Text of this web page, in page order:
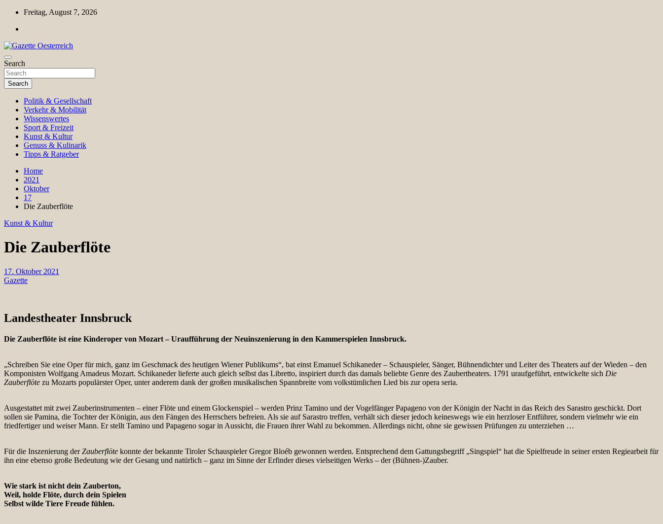
Skip
content
Freitag, August 7, 2026
Gazette Oesterreich
Magazin für Freizeit, Politik, Kultur & Wissenschaft
Search
Search
Politik & Gesellschaft
Verkehr & Mobilität
Wissenswertes
Sport & Freizeit
Kunst & Kultur
Genuss & Kulinarik
Tipps & Ratgeber
Home
2021
Oktober
17
Die Zauberflöte
Kunst & Kultur
Die Zauberflöte
17. Oktober 2021
Gazette
Landestheater Innsbruck
Die Zauberflöte ist eine Kinderoper von Mozart – Uraufführung der Neuinszenierung in den Kammerspielen Innsbruck.
„Schreiben Sie eine Oper für mich, ganz im Geschmack des heutigen Wiener Publikums“, bat einst Emanuel Schikaneder – Schauspieler, Sänger, Bühnendichter und Leiter des Theaters auf der Wieden – den
Komponisten Wolfgang Amadeus Mozart. Schikaneder lieferte auch gleich selbst das Libretto, inspiriert durch das damals beliebte Genre des Zaubertheaters. 1791 uraufgeführt, entwickelte sich Die
Zauberflöte zu Mozarts populärster Oper, unter anderem dank der großen musikalischen Spannbreite vom volkstümlichen Lied bis zur opera seria.
Ausgestattet mit zwei Zauberinstrumenten – einer Flöte und einem Glockenspiel – werden Prinz Tamino und der Vogelfänger Papageno von der Königin der Nacht in das Reich des Sarastro geschickt. Dort
sollen sie Pamina, die Tochter der Königin, aus den Fängen des Herrschers befreien. Als sie auf Sarastro treffen, verhält sich dieser jedoch keineswegs wie ein herzloser Entführer, sondern vielmehr wie ein
friedfertiger und weiser Mann. Er stellt Tamino und Papageno sogar in Aussicht, die Frauen ihrer Wahl zu bekommen. Allerdings nicht, ohne sie gewissen Prüfungen zu unterziehen …
Für die Inszenierung derZauberflöte konnte der bekannte Tiroler Schauspieler Gregor Bloéb gewonnen werden. Entsprechend dem Gattungsbegriff „Singspiel“ hat die Spielfreude in seiner ersten Regiearbeit für
ihn eine ebenso große Bedeutung wie der Gesang und natürlich – ganz im Sinne der Erfinder dieses vielseitigen Werks – der (Bühnen-)Zauber.
Wie stark ist nicht dein Zauberton,
Weil, holde Flöte, durch dein Spielen
Selbst wilde Tiere Freude fühlen.